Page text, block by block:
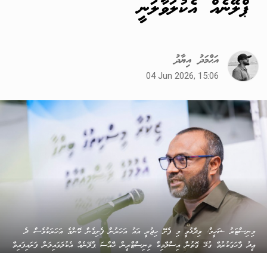
ޕްލޭނެއް އެކުލަވާލަނީ
އަޙްމަދު އިޔާދު
04 Jun 2026, 15:06
މިނިސްޓަރު ޝަހީމް: ވިދާޅުވީ މި ފެށޭ ހިޖުރީ އައު އަހަރުން ފެށިގެން ކޮންމެ އަހަރަކުވެސް، ދެ
ޢީދު ފާހަގަކުރުމާ ގުޅޭ ގޮތުން އިސްލާމިކް މިނިސްޓްރީން ޚާއްސަ ޕްލޭނެއް އެކުލަވައިލަން ފަށައިފައިވާ